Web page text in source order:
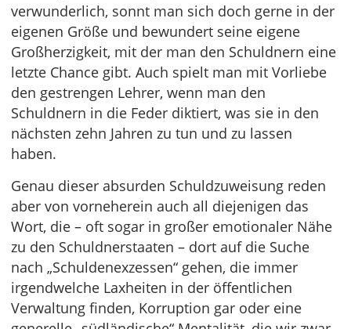
verwunderlich, sonnt man sich doch gerne in der
eigenen Größe und bewundert seine eigene
Großherzigkeit, mit der man den Schuldnern eine
letzte Chance gibt. Auch spielt man mit Vorliebe
den gestrengen Lehrer, wenn man den
Schuldnern in die Feder diktiert, was sie in den
nächsten zehn Jahren zu tun und zu lassen
haben.
Genau dieser absurden Schuldzuweisung reden
aber von vorneherein auch all diejenigen das
Wort, die – oft sogar in großer emotionaler Nähe
zu den Schuldnerstaaten – dort auf die Suche
nach „Schuldenexzessen“ gehen, die immer
irgendwelche Laxheiten in der öffentlichen
Verwaltung finden, Korruption gar oder eine